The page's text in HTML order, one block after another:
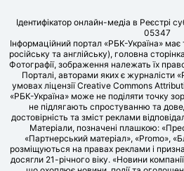
Ідентифікатор онлайн-медіа в Реєстрі
05347
Інформаційний портал «РБК-Україна»
російську та англійську), головна
Фотографії, зображення належать їх
Порталі, авторами яких є журналісти
умовах ліцензії Creative Commons
«РБК-Україна» може не поділяти точку
не підлягають спростуванню та
достовірність та зміст реклами
Матеріали, позначені плашкою:
«Партнерський матеріал», «Promo»,
розміщуються на правах реклами і
досягли 21-річного віку. «Новини